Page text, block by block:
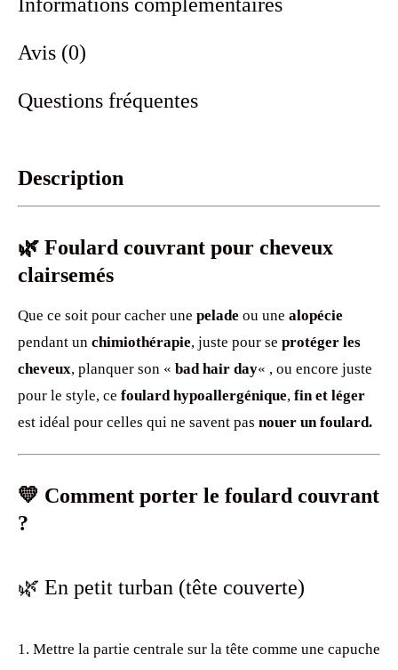
Avis (0)
Questions fréquentes
Description
🌿 Foulard couvrant pour cheveux
clairsemés
Que ce soit pour cacher une pelade ou une alopécie
pendant un chimiothérapie, juste pour se protéger les
cheveux, planquer son « bad hair day« , ou encore juste
pour le style, ce foulard hypoallergénique, fin et léger
est idéal pour celles qui ne savent pas nouer un foulard.
💛 Comment porter le foulard couvrant
?
🌿 En petit turban (tête couverte)
Mettre la partie centrale sur la tête comme une capuche